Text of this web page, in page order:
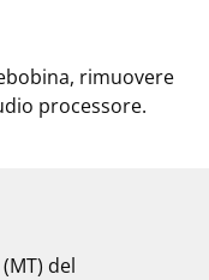
rimuovere
processore.
del